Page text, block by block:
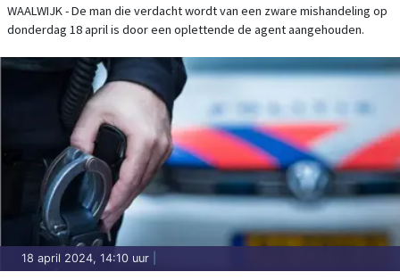
WAALWIJK - De man die verdacht wordt van een zware mishandeling op
donderdag 18 april is door een oplettende de agent aangehouden.
18 april 2024, 14:10 uur